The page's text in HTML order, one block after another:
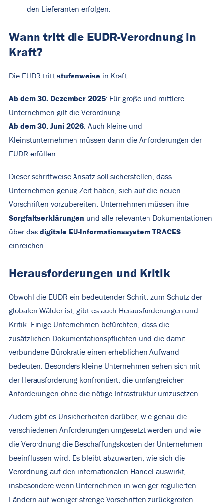
den Lieferanten erfolgen.
Wann tritt die EUDR-Verordnung in
Kraft?
Die EUDR tritt stufenweise in Kraft:
Ab dem 30. Dezember 2025: Für große und mittlere
Unternehmen gilt die Verordnung.
Ab dem 30. Juni 2026: Auch kleine und
Kleinstunternehmen müssen dann die Anforderungen der
EUDR erfüllen.
Dieser schrittweise Ansatz soll sicherstellen, dass
Unternehmen genug Zeit haben, sich auf die neuen
Vorschriften vorzubereiten. Unternehmen müssen ihre
Sorgfaltserklärungen und alle relevanten Dokumentationen
über das digitale EU-Informationssystem TRACES
einreichen.
Herausforderungen und Kritik
Obwohl die EUDR ein bedeutender Schritt zum Schutz der
globalen Wälder ist, gibt es auch Herausforderungen und
Kritik. Einige Unternehmen befürchten, dass die
zusätzlichen Dokumentationspflichten und die damit
verbundene Bürokratie einen erheblichen Aufwand
bedeuten. Besonders kleine Unternehmen sehen sich mit
der Herausforderung konfrontiert, die umfangreichen
Anforderungen ohne die nötige Infrastruktur umzusetzen.
Zudem gibt es Unsicherheiten darüber, wie genau die
verschiedenen Anforderungen umgesetzt werden und wie
die Verordnung die Beschaffungskosten der Unternehmen
beeinflussen wird. Es bleibt abzuwarten, wie sich die
Verordnung auf den internationalen Handel auswirkt,
insbesondere wenn Unternehmen in weniger regulierten
Ländern auf weniger strenge Vorschriften zurückgreifen